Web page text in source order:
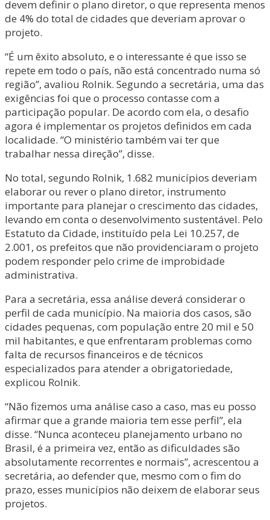
devem definir o plano diretor, o que representa menos
de 4% do total de cidades que deveriam aprovar o
projeto.
“É um êxito absoluto, e o interessante é que isso se
repete em todo o país, não está concentrado numa só
região”, avaliou Rolnik. Segundo a secretária, uma das
exigências foi que o processo contasse com a
participação popular. De acordo com ela, o desafio
agora é implementar os projetos definidos em cada
localidade. “O ministério também vai ter que
trabalhar nessa direção”, disse.
No total, segundo Rolnik, 1.682 municípios deveriam
elaborar ou rever o plano diretor, instrumento
importante para planejar o crescimento das cidades,
levando em conta o desenvolvimento sustentável. Pelo
Estatuto da Cidade, instituído pela Lei 10.257, de
2.001, os prefeitos que não providenciaram o projeto
podem responder pelo crime de improbidade
administrativa.
Para a secretária, essa análise deverá considerar o
perfil de cada município. Na maioria dos casos, são
cidades pequenas, com população entre 20 mil e 50
mil habitantes, e que enfrentaram problemas como
falta de recursos financeiros e de técnicos
especializados para atender a obrigatoriedade,
explicou Rolnik.
“Não fizemos uma análise caso a caso, mas eu posso
afirmar que a grande maioria tem esse perfil”, ela
disse. “Nunca aconteceu planejamento urbano no
Brasil, é a primeira vez, então as dificuldades são
absolutamente recorrentes e normais”, acrescentou a
secretária, ao defender que, mesmo com o fim do
prazo, esses municípios não deixem de elaborar seus
projetos.